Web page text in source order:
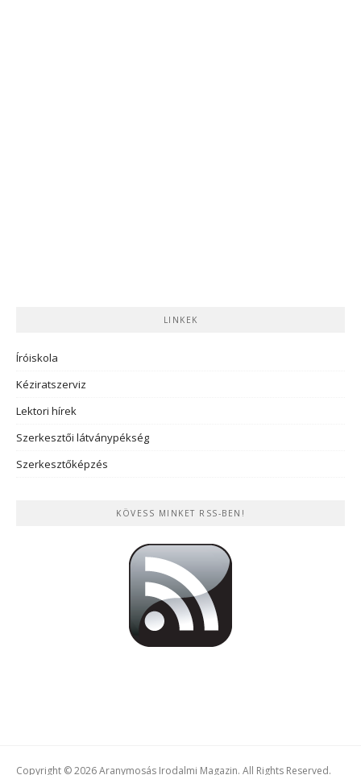
LINKEK
Íróiskola
Kéziratszerviz
Lektori hírek
Szerkesztői látványpékség
Szerkesztőképzés
KÖVESS MINKET RSS-BEN!
Copyright © 2026 Aranymosás Irodalmi Magazin. All Rights Reserved.